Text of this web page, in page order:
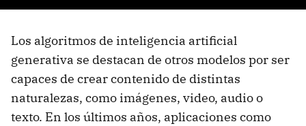
Los algoritmos de inteligencia artificial
generativa se destacan de otros modelos por ser
capaces de crear contenido de distintas
naturalezas, como imágenes, video, audio o
texto. En los últimos años, aplicaciones como